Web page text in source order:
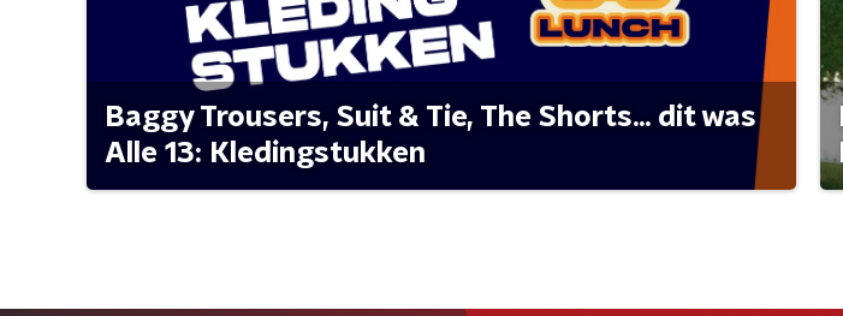
Baggy Trousers, Suit & Tie, The Shorts... dit was
Alle 13: Kledingstukken